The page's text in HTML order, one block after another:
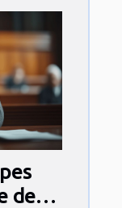
de